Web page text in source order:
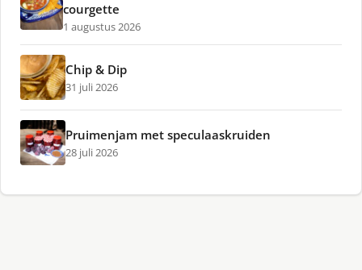
courgette
1 augustus 2026
Chip & Dip
31 juli 2026
Pruimenjam met speculaaskruiden
28 juli 2026